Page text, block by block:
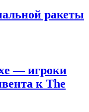
ракеты
— игроки
к The